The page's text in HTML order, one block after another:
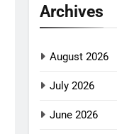
Archives
August 2026
July 2026
June 2026